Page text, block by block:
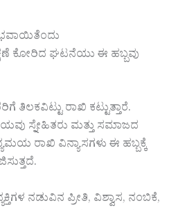
ಕೋರಿದ ಘಟನೆಯು ಈ ಹಬ್ಬವು
ರಾಖಿ ಕಟ್ಟುತ್ತಾರೆ.
ಸ್ನೇಹಿತರು ಮತ್ತು ಸಮಾಜದ
ರಾಖಿ ವಿನ್ಯಾಸಗಳು ಈ ಹಬ್ಬಕ್ಕೆ
ನಡುವಿನ ಪ್ರೀತಿ, ವಿಶ್ವಾಸ, ನಂಬಿಕೆ,